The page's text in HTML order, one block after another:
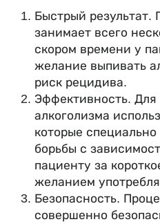
Быстрый результат.
занимает всего
скором времени у
желание выпивать
риск рецидива.
Эффективность.
алкоголизма
которые
борьбы с
пациенту за
желанием
Безопасность.
совершенно